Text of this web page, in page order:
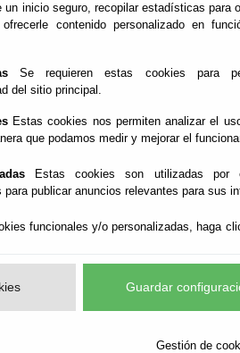
un inicio seguro, recopilar estadísticas para
contenido personalizado en
Se requieren estas cookies para
del sitio principal.
Estas cookies nos permiten analizar el
que podamos medir y mejorar el
Estas cookies son utilizadas por
para publicar anuncios relevantes para sus
funcionales y/o personalizadas, haga
Guardar
Gestión de
Centros y
Diputación de
teléfonos de